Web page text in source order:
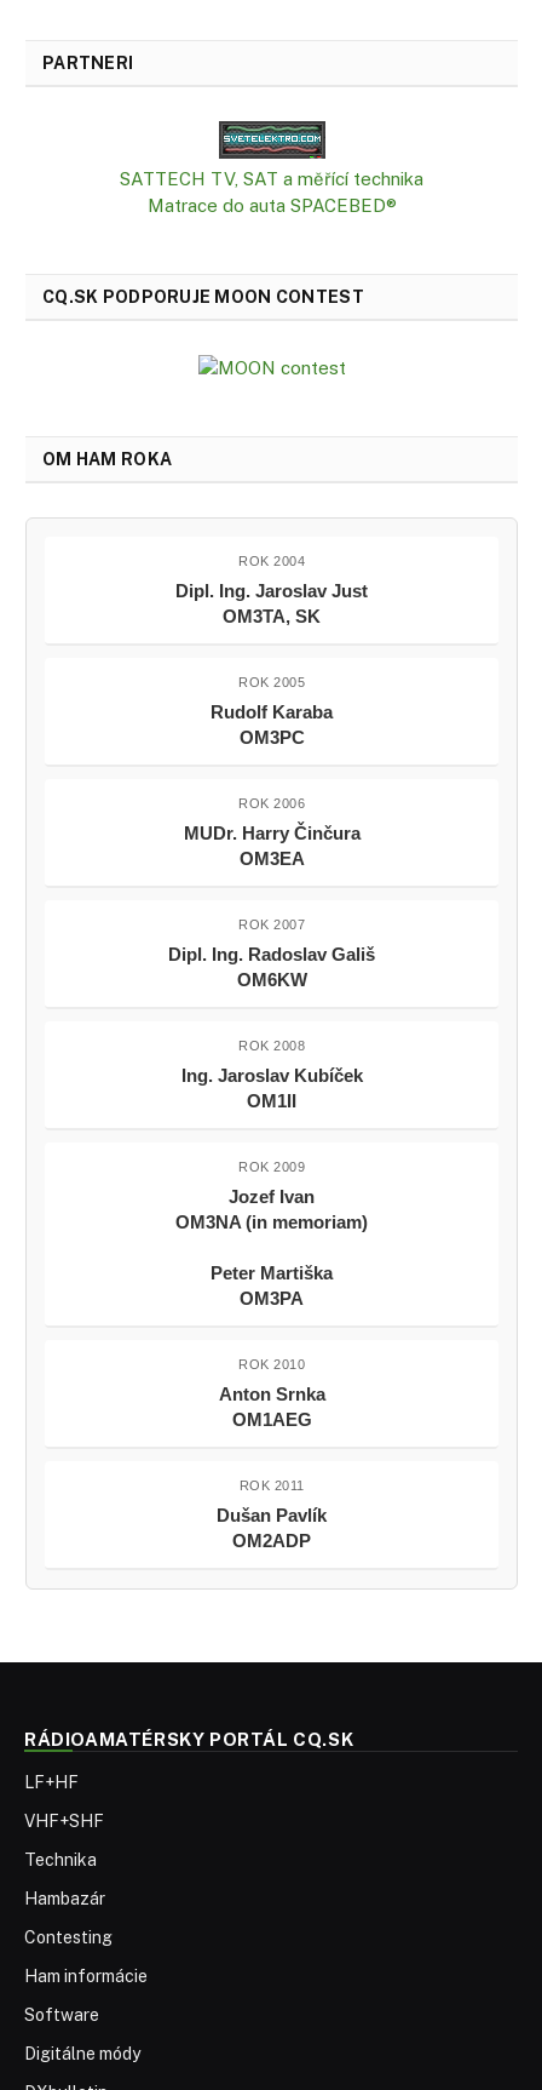
PARTNERI
SATTECH TV, SAT a měřící technika
Matrace do auta SPACEBED®
CQ.SK PODPORUJE MOON CONTEST
OM HAM ROKA
ROK 2004
Dipl. Ing. Jaroslav Just
OM3TA, SK
ROK 2005
Rudolf Karaba
OM3PC
ROK 2006
MUDr. Harry Činčura
OM3EA
ROK 2007
Dipl. Ing. Radoslav Gališ
OM6KW
ROK 2008
Ing. Jaroslav Kubíček
OM1II
ROK 2009
Jozef Ivan
OM3NA (in memoriam)
Peter Martiška
OM3PA
ROK 2010
Anton Srnka
OM1AEG
ROK 2011
Dušan Pavlík
OM2ADP
RÁDIOAMATÉRSKY PORTÁL CQ.SK
LF+HF
VHF+SHF
Technika
Hambazár
Contesting
Ham informácie
Software
Digitálne módy